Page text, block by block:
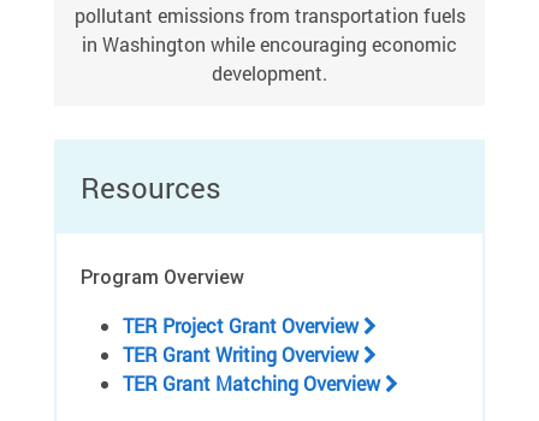
pollutant emissions from transportation fuels
in Washington while encouraging economic
development.
Resources
Program Overview
TER Project Grant Overview
TER Grant Writing Overview
TER Grant Matching Overview